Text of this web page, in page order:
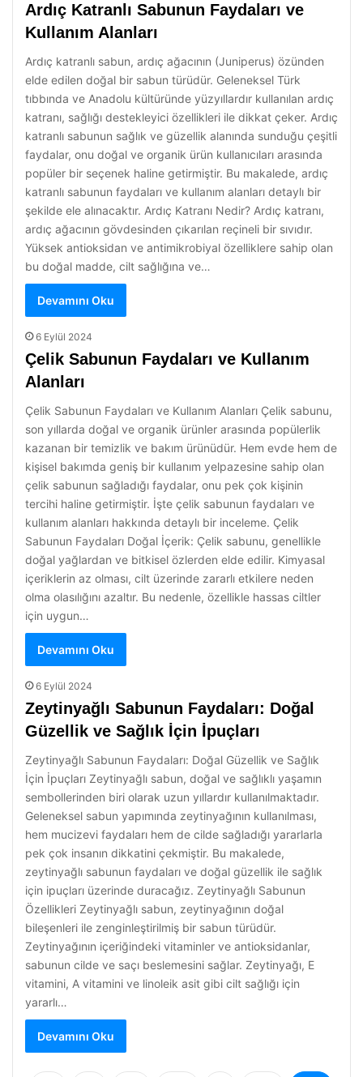
Ardıç Katranlı Sabunun Faydaları ve
Kullanım Alanları
Ardıç katranlı sabun, ardıç ağacının (Juniperus) özünden
elde edilen doğal bir sabun türüdür. Geleneksel Türk
tıbbında ve Anadolu kültüründe yüzyıllardır kullanılan ardıç
katranı, sağlığı destekleyici özellikleri ile dikkat çeker. Ardıç
katranlı sabunun sağlık ve güzellik alanında sunduğu çeşitli
faydalar, onu doğal ve organik ürün kullanıcıları arasında
popüler bir seçenek haline getirmiştir. Bu makalede, ardıç
katranlı sabunun faydaları ve kullanım alanları detaylı bir
şekilde ele alınacaktır. Ardıç Katranı Nedir? Ardıç katranı,
ardıç ağacının gövdesinden çıkarılan reçineli bir sıvıdır.
Yüksek antioksidan ve antimikrobiyal özelliklere sahip olan
bu doğal madde, cilt sağlığına ve…
Devamını Oku
6 Eylül 2024
Çelik Sabunun Faydaları ve Kullanım
Alanları
Çelik Sabunun Faydaları ve Kullanım Alanları Çelik sabunu,
son yıllarda doğal ve organik ürünler arasında popülerlik
kazanan bir temizlik ve bakım ürünüdür. Hem evde hem de
kişisel bakımda geniş bir kullanım yelpazesine sahip olan
çelik sabunun sağladığı faydalar, onu pek çok kişinin
tercihi haline getirmiştir. İşte çelik sabunun faydaları ve
kullanım alanları hakkında detaylı bir inceleme. Çelik
Sabunun Faydaları Doğal İçerik: Çelik sabunu, genellikle
doğal yağlardan ve bitkisel özlerden elde edilir. Kimyasal
içeriklerin az olması, cilt üzerinde zararlı etkilere neden
olma olasılığını azaltır. Bu nedenle, özellikle hassas ciltler
için uygun…
Devamını Oku
6 Eylül 2024
Zeytinyağlı Sabunun Faydaları: Doğal
Güzellik ve Sağlık İçin İpuçları
Zeytinyağlı Sabunun Faydaları: Doğal Güzellik ve Sağlık
İçin İpuçları Zeytinyağlı sabun, doğal ve sağlıklı yaşamın
sembollerinden biri olarak uzun yıllardır kullanılmaktadır.
Geleneksel sabun yapımında zeytinyağının kullanılması,
hem mucizevi faydaları hem de cilde sağladığı yararlarla
pek çok insanın dikkatini çekmiştir. Bu makalede,
zeytinyağlı sabunun faydaları ve doğal güzellik ile sağlık
için ipuçları üzerinde duracağız. Zeytinyağlı Sabunun
Özellikleri Zeytinyağlı sabun, zeytinyağının doğal
bileşenleri ile zenginleştirilmiş bir sabun türüdür.
Zeytinyağının içeriğindeki vitaminler ve antioksidanlar,
sabunun cilde ve saçı beslemesini sağlar. Zeytinyağı, E
vitamini, A vitamini ve linoleik asit gibi cilt sağlığı için
yararlı…
Devamını Oku